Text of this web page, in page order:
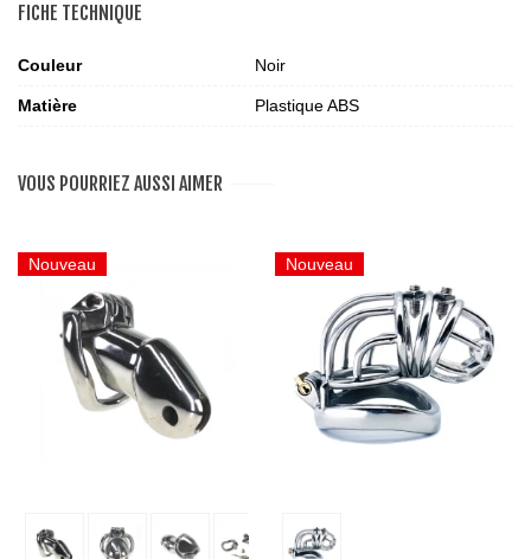
FICHE TECHNIQUE
Couleur Noir
Matière Plastique ABS
VOUS POURRIEZ AUSSI AIMER
Nouveau Nouveau